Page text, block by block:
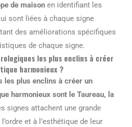
de maison en identifiant les
sont liées à chaque signe
des améliorations spécifiques
de chaque signe.
les plus enclins à créer
harmonieux ?
les plus enclins à créer un
harmonieux sont le Taureau, la
signes attachent une grande
et à l’esthétique de leur